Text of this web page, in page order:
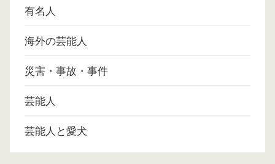
有名人
海外の芸能人
災害・事故・事件
芸能人
芸能人と愛犬